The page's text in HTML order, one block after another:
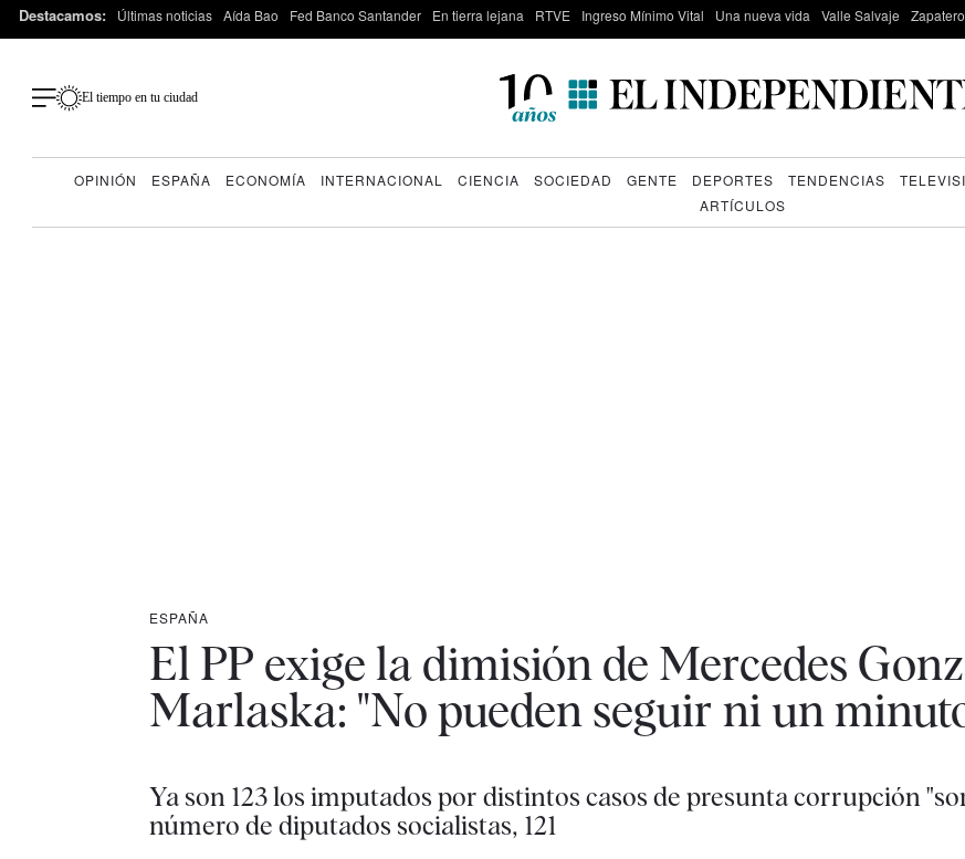
Destacamos: Últimas noticias Aída Bao Fed Banco Santander En tierra lejana RTVE Ingreso Mínimo Vital Una nueva vida Valle Salvaje Zapatero
El tiempo en tu ciudad
OPINIÓN ESPAÑA ECONOMÍA INTERNACIONAL CIENCIA SOCIEDAD GENTE DEPORTES TENDENCIAS
ARTÍCULOS
ESPAÑA
El PP exige la dimisión de Mercedes
Marlaska: "No pueden seguir ni un
Ya son 123 los imputados por distintos casos de presunta corrupción
número de diputados socialistas, 121